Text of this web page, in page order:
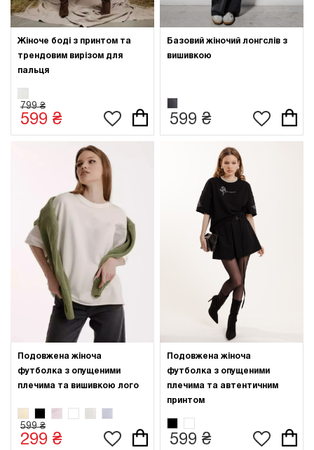
Жіноче боді з принтом та
трендовим вирізом для
пальця
799 ₴
599 ₴
Базовий жіночий лонгслів з
вишивкою
599 ₴
Подовжена жіноча
футболка з опущеними
плечима та вишивкою лого
599 ₴
299 ₴
Подовжена жіноча
футболка з опущеними
плечима та автентичним
принтом
599 ₴